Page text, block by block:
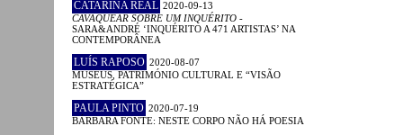
CATARINA REAL 2020-09-13
CAVAQUEAR SOBRE UM INQUÉRITO -
SARA&ANDRÉ ‘INQUÉRITO A 471 ARTISTAS’ NA
CONTEMPORÂNEA
LUÍS RAPOSO 2020-08-07
MUSEUS, PATRIMÓNIO CULTURAL E “VISÃO
ESTRATÉGICA”
PAULA PINTO 2020-07-19
BÁRBARA FONTE: NESTE CORPO NÃO HÁ POESIA